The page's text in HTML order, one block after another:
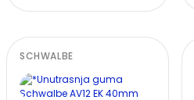
SCHWALBE